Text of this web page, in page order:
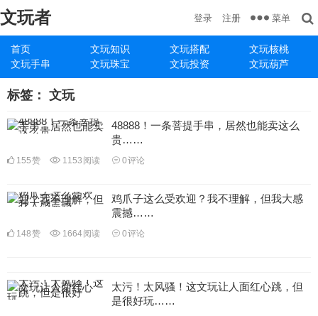
文玩者
首页 文玩知识 文玩搭配
文玩核桃
文玩手串
文玩珠宝 文玩投资 文玩葫芦
登录 注册 菜单
标签： 文玩
48888！一条菩提手串，居然也能卖这么
贵……
155赞 1153 阅读 0评论
鸡爪子这么受欢迎？我不理解，但我大感
震撼……
148赞 1664阅读 0评论
太污！太风骚！这文玩让人面红心跳，但
是很好玩……